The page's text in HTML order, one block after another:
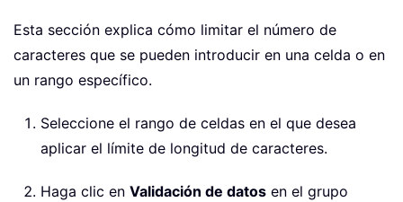
Esta sección explica cómo limitar el número de
caracteres que se pueden introducir en una celda o en
un rango específico.
Seleccione el rango de celdas en el que desea
aplicar el límite de longitud de caracteres.
Haga clic en Validación de datos en el grupo